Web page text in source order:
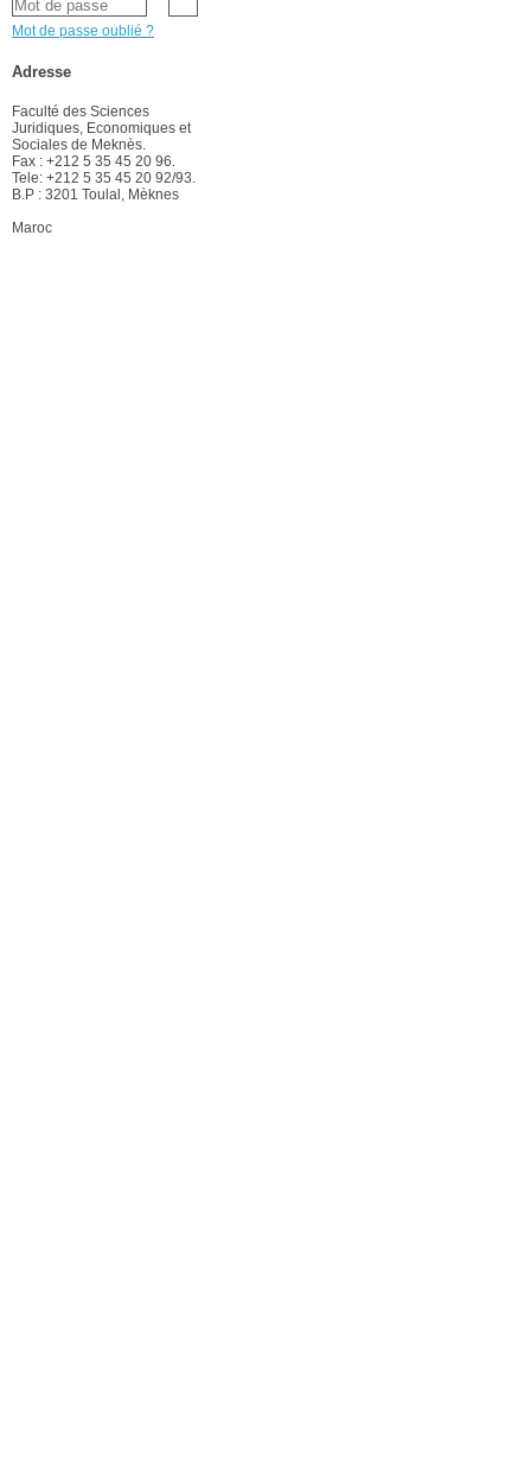
Mot de passe oublié ?
Adresse
Faculté des Sciences
Juridiques, Economiques et
Sociales de Meknès.
Fax : +212 5 35 45 20 96.
Tele: +212 5 35 45 20 92/93.
B.P : 3201 Toulal, Mèknes
Maroc